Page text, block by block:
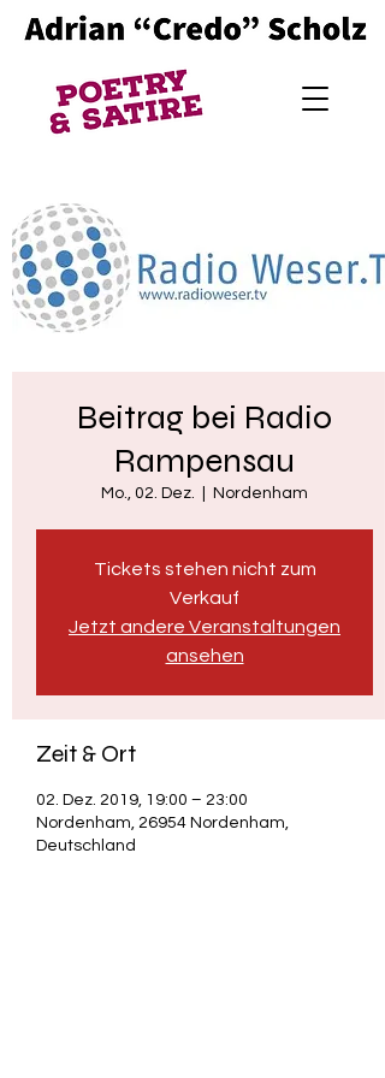
Beitrag bei Radio
Rampensau
Mo., 02. Dez. Nordenham
Tickets stehen nicht zum
Verkauf
Jetzt andere Veranstaltungen
ansehen
Zeit & Ort
02. Dez. 2019, 19:00 – 23:00
Nordenham, 26954 Nordenham,
Deutschland